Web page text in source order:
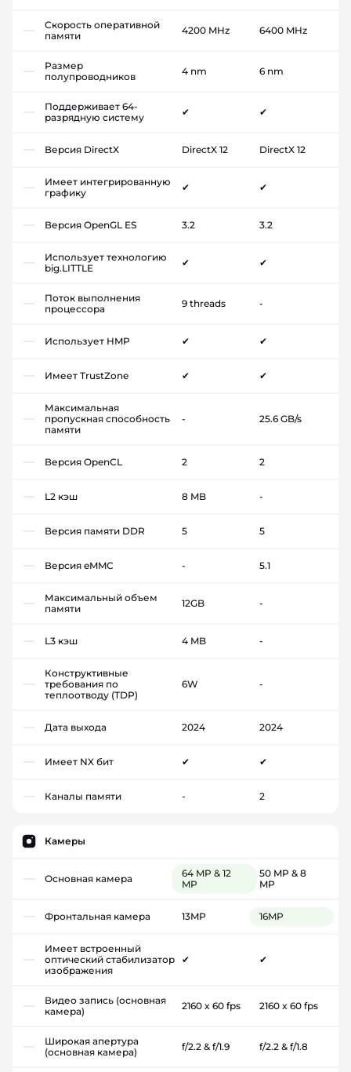
Скорость оперативной
памяти
4200 MHz 6400 MHz
Размер
полупроводников
4 nm 6 nm
Поддерживает 64-
разрядную систему
✔ ✔
Версия DirectX DirectX 12 DirectX 12
Имеет интегрированную
графику
✔ ✔
Версия OpenGL ES 3.2 3.2
Использует технологию
big.LITTLE
✔ ✔
Поток выполнения
процессора
9 threads -
Использует HMP ✔ ✔
Имеет TrustZone ✔ ✔
Максимальная
пропускная способность
памяти
- 25.6 GB/s
Версия OpenCL 2 2
L2 кэш 8 MB -
Версия памяти DDR 5 5
Версия eMMC - 5.1
Максимальный объем
памяти
12GB -
L3 кэш 4 MB -
Конструктивные
требования по
теплоотводу (TDP)
6W -
Дата выхода 2024 2024
Имеет NX бит ✔ ✔
Каналы памяти - 2
Камеры
Основная камера
64 MP & 12
MP
50 MP & 8
MP
Фронтальная камера 13MP 16MP
Имеет встроенный
оптический стабилизатор
изображения
✔ ✔
Видео запись (основная
камера)
2160 x 60 fps 2160 x 60 fps
Широкая апертура
(основная камера)
f/2.2 & f/1.9 f/2.2 & f/1.8